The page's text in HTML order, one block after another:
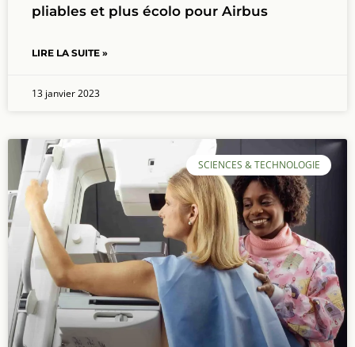
pliables et plus écolo pour Airbus
LIRE LA SUITE »
13 janvier 2023
SCIENCES & TECHNOLOGIE